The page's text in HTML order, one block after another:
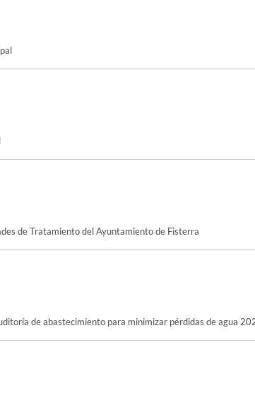
de Tratamiento del Ayuntamiento de Fisterra
de abastecimiento para minimizar pérdidas de agua